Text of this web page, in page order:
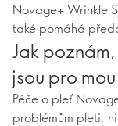
Novage+ Wrinkle
také pomáhá
Jak
jsou pro
Péče o pleť
problémům pleti,